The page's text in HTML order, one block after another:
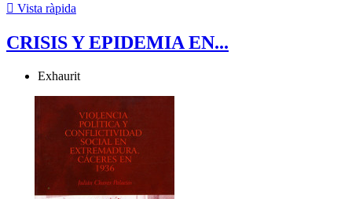
 Vista ràpida
CRISIS Y EPIDEMIA EN...
Exhaurit